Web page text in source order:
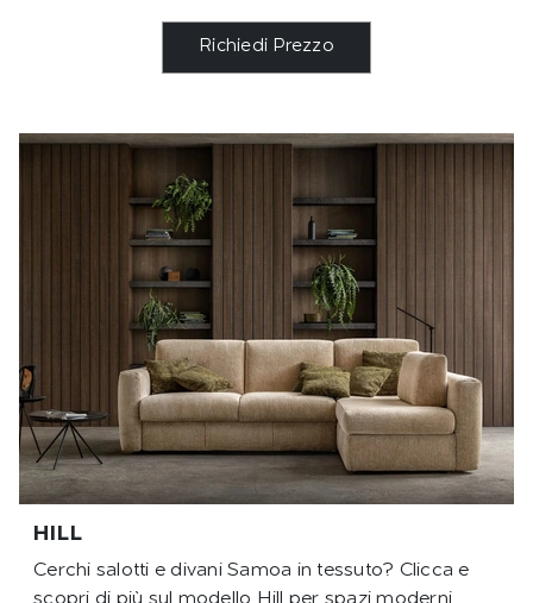
Richiedi Prezzo
HILL
Cerchi salotti e divani Samoa in tessuto? Clicca e